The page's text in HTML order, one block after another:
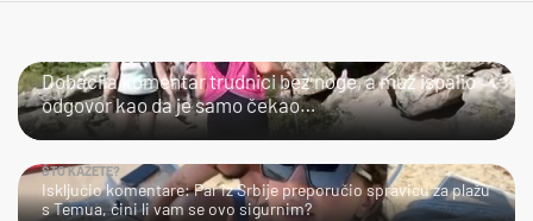
KAO IZ PIŠTOLJA
Dobacila komentar trudnici bez noge, a muž ispalio
odgovor kao da je samo čekao…
ŠTO KAŽETE?
Isključio komentare: Par iz Srbije preporučio spravicu za plažu
s Temua, čini li vam se ovo sigurnim?